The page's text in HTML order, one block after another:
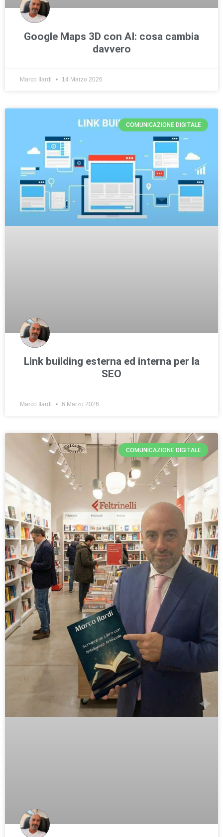
Google Maps 3D con AI: cosa cambia
davvero
Marco Ilardi 14 Marzo 2026
COMUNICAZIONE DIGITALE
Link building esterna ed interna per la
SEO
Marco Ilardi 6 Marzo 2026
COMUNICAZIONE DIGITALE